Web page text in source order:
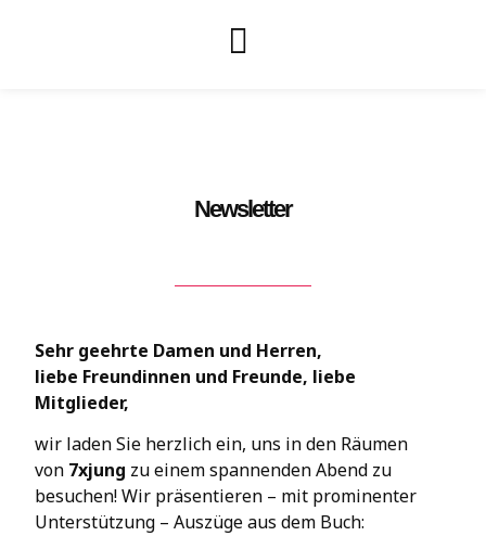
Newsletter
Sehr geehrte Damen und Herren,
liebe Freundinnen und Freunde, liebe
Mitglieder,
wir laden Sie herzlich ein, uns in den Räumen
von 7xjung zu einem spannenden Abend zu
besuchen! Wir präsentieren – mit prominenter
Unterstützung – Auszüge aus dem Buch: